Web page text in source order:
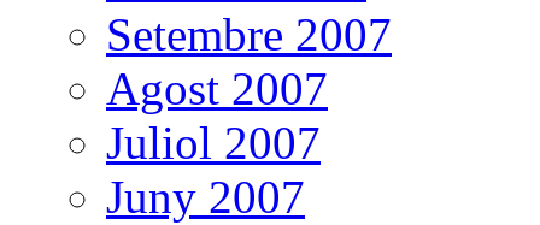
Setembre 2007
Agost 2007
Juliol 2007
Juny 2007